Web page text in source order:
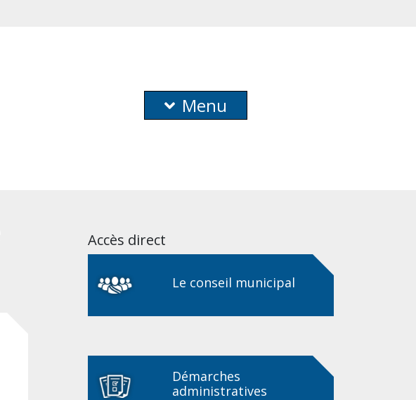
Menu
Accès direct
Le conseil municipal
Démarches
administratives